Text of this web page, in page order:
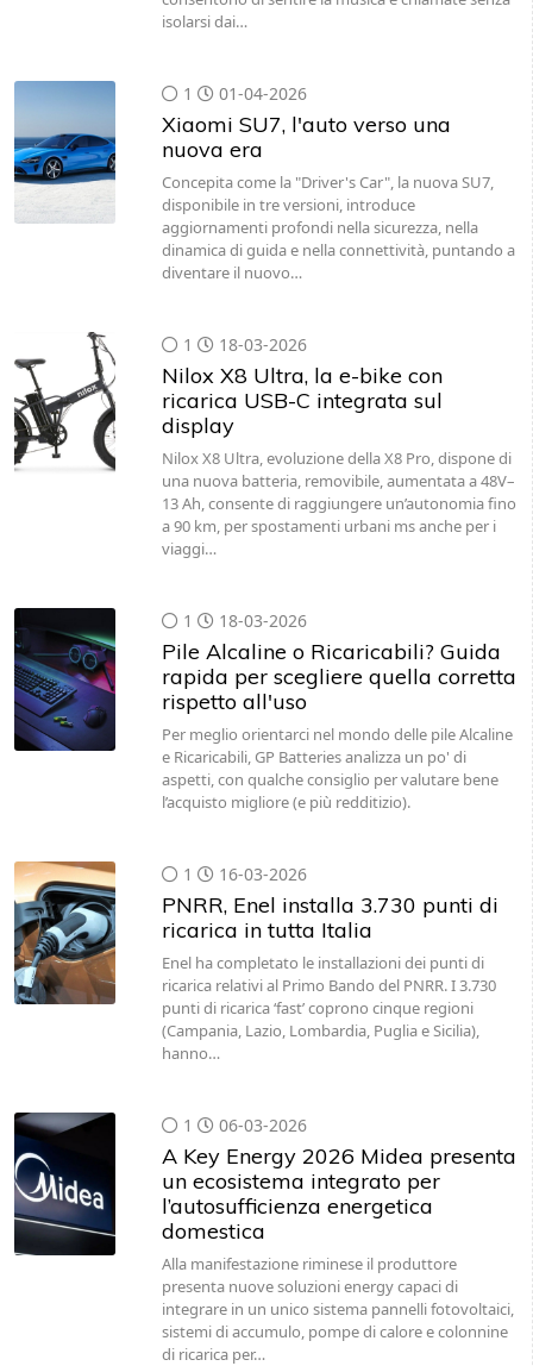
isolarsi dai…
1 01-04-2026
Xiaomi SU7, l'auto verso una
nuova era
Concepita come la "Driver's Car", la nuova SU7,
disponibile in tre versioni, introduce
aggiornamenti profondi nella sicurezza, nella
dinamica di guida e nella connettività, puntando a
diventare il nuovo…
1 18-03-2026
Nilox X8 Ultra, la e-bike con
ricarica USB-C integrata sul
display
Nilox X8 Ultra, evoluzione della X8 Pro, dispone di
una nuova batteria, removibile, aumentata a 48V–
13 Ah, consente di raggiungere un’autonomia fino
a 90 km, per spostamenti urbani ms anche per i
viaggi…
1 18-03-2026
Pile Alcaline o Ricaricabili? Guida
rapida per scegliere quella corretta
rispetto all'uso
Per meglio orientarci nel mondo delle pile Alcaline
e Ricaricabili, GP Batteries analizza un po' di
aspetti, con qualche consiglio per valutare bene
l’acquisto migliore (e più redditizio).
1 16-03-2026
PNRR, Enel installa 3.730 punti di
ricarica in tutta Italia
Enel ha completato le installazioni dei punti di
ricarica relativi al Primo Bando del PNRR. I 3.730
punti di ricarica ‘fast’ coprono cinque regioni
(Campania, Lazio, Lombardia, Puglia e Sicilia),
hanno…
1 06-03-2026
A Key Energy 2026 Midea presenta
un ecosistema integrato per
l’autosufficienza energetica
domestica
Alla manifestazione riminese il produttore
presenta nuove soluzioni energy capaci di
integrare in un unico sistema pannelli fotovoltaici,
sistemi di accumulo, pompe di calore e colonnine
di ricarica per…